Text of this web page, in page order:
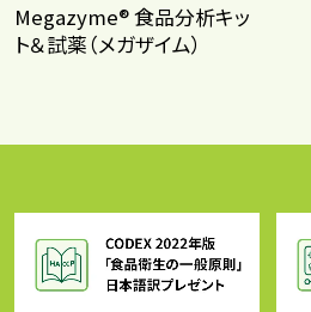
Megazyme® 食品分析キッ
ト＆試薬​（メガザイム）​